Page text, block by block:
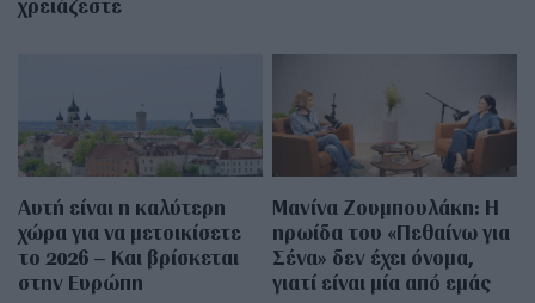
χρειάζεστε
Αυτή είναι η καλύτερη
χώρα για να μετοικίσετε
το 2026 – Και βρίσκεται
στην Ευρώπη
Μανίνα Ζουμπουλάκη: H
ηρωίδα του «Πεθαίνω για
Σένα» δεν έχει όνομα,
γιατί είναι μία από εμάς